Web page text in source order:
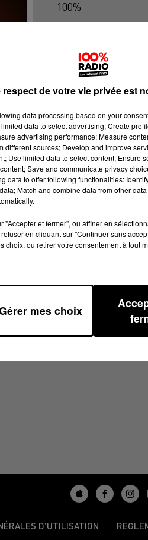
100%
D’UTILISATION
respect de votre vie privée est
data processing based on your
data to select advertising; Create
advertising performance; Measure
different sources; Develop and improve
Use limited data to select content; Ensure
Save and communicate privacy
data to offer following functionalities:
Match and combine data from other
"Accepter et fermer", ou affiner en
en cliquant sur "Continuer sans
choix, ou retirer votre consentement à tout
mes choix